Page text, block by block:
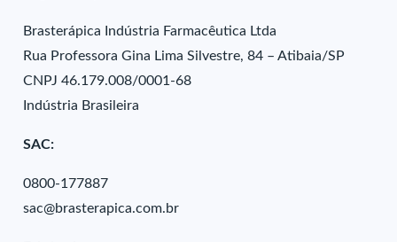
Brasterápica Indústria Farmacêutica Ltda
Rua Professora Gina Lima Silvestre, 84 – Atibaia/SP
CNPJ 46.179.008/0001-68
Indústria Brasileira
SAC:
0800-177887
sac@brasterapica.com.br